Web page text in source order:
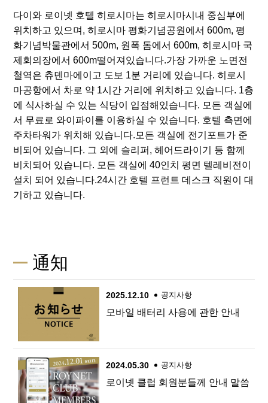
다이와 로이넷 호텔 히로시마는 히로시마시내 중심부에
위치하고 있으며, 히로시마 평화기념공원에서 600m, 평
화기념박물관에서 500m, 원폭 돔에서 600m, 히로시마 국
제회의장에서 600m떨어져있습니다.가장 가까운 노면전
철역은 츄덴마에이고 도보 1분 거리에 있습니다. 히로시
마공항에서 차로 약 1시간 거리에 위치하고 있습니다. 1층
에 식사하실 수 있는 식당이 입점해있습니다. 모든 객실에
서 무료로 와이파이를 이용하실 수 있습니다. 호텔 측면에
주차타워가 위치해 있습니다.모든 객실에 전기포트가 준
비되어 있습니다. 그 외에 슬리퍼, 헤어드라이기 등 함께
비치되어 있습니다. 모든 객실에 40인치 평면 텔레비전이
설치 되어 있습니다.24시간 호텔 프런트 데스크 직원이 대
기하고 있습니다.
通知
2025.12.10 공지사항
모바일 배터리 사용에 관한 안내
2024.05.30 공지사항
로이넷 클럽 회원분들께 안내 말씀